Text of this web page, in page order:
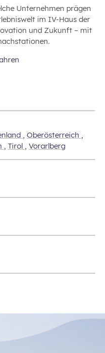
Unternehmen prägen
im IV-Haus der
und Zukunft – mit
, Oberösterreich ,
, Tirol , Vorarlberg